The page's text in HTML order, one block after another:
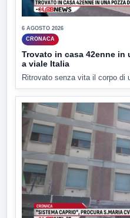
6 AGOSTO 2026
CRONACA
Trovato in casa 42enne in
a viale Italia
Ritrovato senza vita il corpo di